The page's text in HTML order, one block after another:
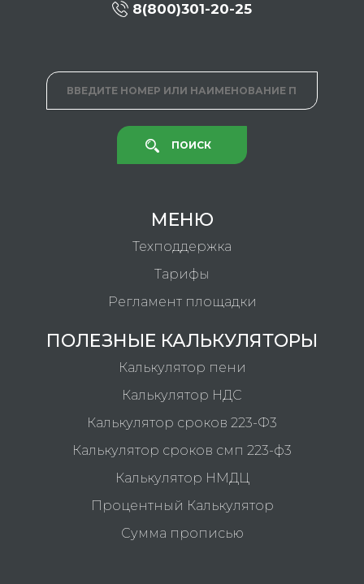
8(800)301-20-25
ПОИСК
МЕНЮ
Техподдержка
Тарифы
Регламент площадки
ПОЛЕЗНЫЕ КАЛЬКУЛЯТОРЫ
Калькулятор пени
Калькулятор НДС
Калькулятор сроков 223-Ф3
Калькулятор сроков смп 223-ф3
Калькулятор НМДЦ
Процентный Калькулятор
Сумма прописью